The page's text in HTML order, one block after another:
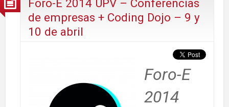
Foro-E 2014 UPV – Conferencias
de empresas + Coding Dojo – 9 y
10 de abril
Foro-E
2014